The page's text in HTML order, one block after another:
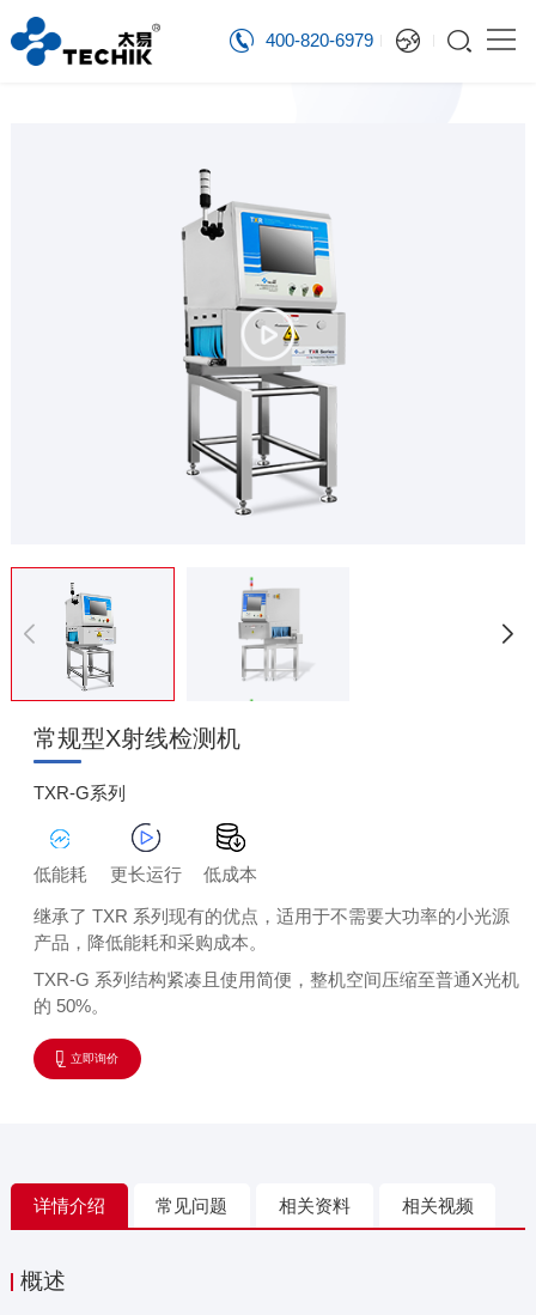
400-820-6979
常规型X射线检测机
TXR-G系列
低能耗 更长运行 低成本
继承了 TXR 系列现有的优点，适用于不需要大功率的小光源
产品，降低能耗和采购成本。
TXR-G 系列结构紧凑且使用简便，整机空间压缩至普通X光机
的 50%。
立即询价
详情介绍 常见问题 相关资料 相关视频
概述